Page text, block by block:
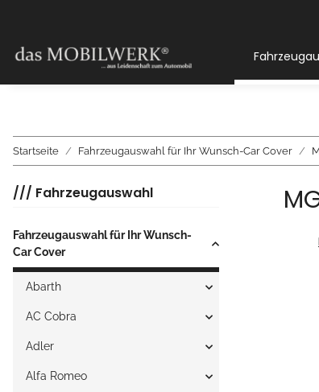
Startseite Fahrzeugauswahl für Ihr Wunsch-Car Cover
/// Fahrzeugauswahl
Fahrzeugauswahl für Ihr Wunsch-
Car Cover
Abarth
AC Cobra
Adler
Alfa Romeo